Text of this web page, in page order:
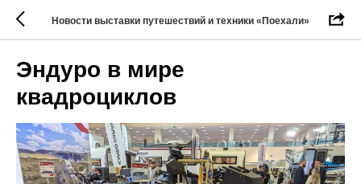
Новости выставки путешествий и техники «Поехали»
Эндуро в мире
квадроциклов